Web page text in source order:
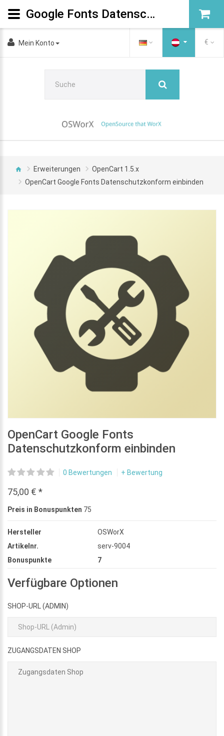
Mein Konto €
Erweiterungen
OpenCart 1.5.x
OpenCart Google Fonts Datenschutzkonform einbinden
OpenCart Google Fonts
Datenschutzkonform einbinden
0 Bewertungen + Bewertung
75,00 € *
Preis in Bonuspunkten 75
Hersteller
OSWorX
Artikelnr.
serv-9004
Bonuspunkte
7
Verfügbare Optionen
SHOP-URL (ADMIN)
ZUGANGSDATEN SHOP
Google Fonts Datenschutzkonform einbinden